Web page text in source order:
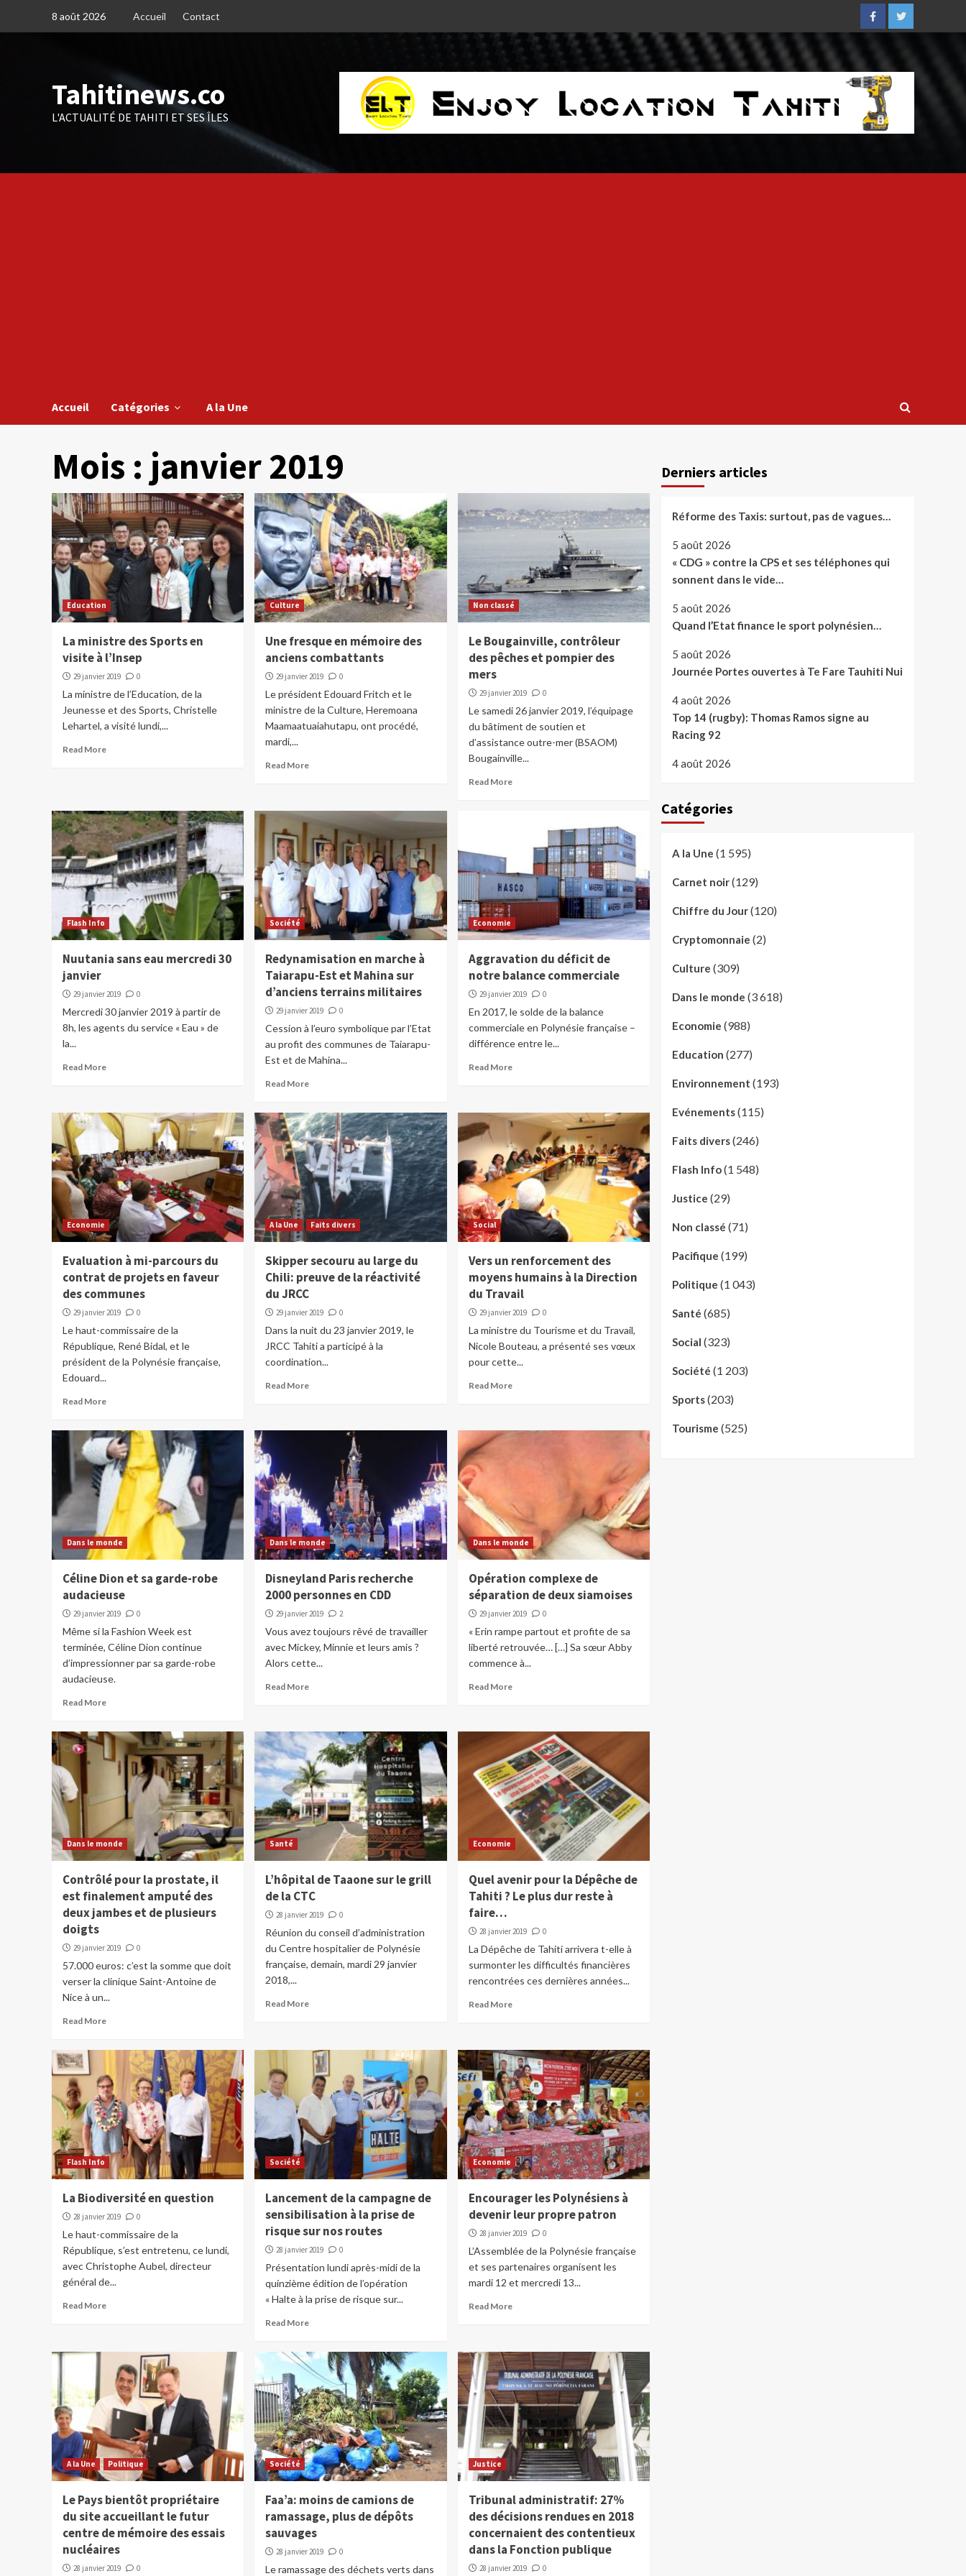
8 août 2026 Accueil Contact
FacebookTwitter
Tahitinews.co
L'ACTUALITÉ DE TAHITI ET SES ÎLES
Accueil Catégories A la Une
Mois : janvier 2019
Education
La ministre des Sports en
visite à l’Insep
29 janvier 2019 0
La ministre de l’Education, de la
Jeunesse et des Sports, Christelle
Lehartel, a visité lundi,...
Read More
Culture
Une fresque en mémoire des
anciens combattants
29 janvier 2019 0
Le président Edouard Fritch et le
ministre de la Culture, Heremoana
Maamaatuaiahutapu, ont procédé,
mardi,...
Read More
Non classé
Le Bougainville, contrôleur
des pêches et pompier des
mers
29 janvier 2019 0
Le samedi 26 janvier 2019, l’équipage
du bâtiment de soutien et
d’assistance outre-mer (BSAOM)
Bougainville...
Read More
Flash Info
Nuutania sans eau mercredi 30
janvier
29 janvier 2019 0
Mercredi 30 janvier 2019 à partir de
8h, les agents du service « Eau » de
la...
Read More
Société
Redynamisation en marche à
Taiarapu-Est et Mahina sur
d’anciens terrains militaires
29 janvier 2019 0
Cession à l’euro symbolique par l’Etat
au profit des communes de Taiarapu-
Est et de Mahina...
Read More
Economie
Aggravation du déficit de
notre balance commerciale
29 janvier 2019 0
En 2017, le solde de la balance
commerciale en Polynésie française –
différence entre le...
Read More
Economie
Evaluation à mi-parcours du
contrat de projets en faveur
des communes
29 janvier 2019 0
Le haut-commissaire de la
République, René Bidal, et le
président de la Polynésie française,
Edouard...
Read More
A la Une Faits divers
Skipper secouru au large du
Chili: preuve de la réactivité
du JRCC
29 janvier 2019 0
Dans la nuit du 23 janvier 2019, le
JRCC Tahiti a participé à la
coordination...
Read More
Social
Vers un renforcement des
moyens humains à la Direction
du Travail
29 janvier 2019 0
La ministre du Tourisme et du Travail,
Nicole Bouteau, a présenté ses vœux
pour cette...
Read More
Dans le monde
Céline Dion et sa garde-robe
audacieuse
29 janvier 2019 0
Même si la Fashion Week est
terminée, Céline Dion continue
d’impressionner par sa garde-robe
audacieuse.
Read More
Dans le monde
Disneyland Paris recherche
2000 personnes en CDD
29 janvier 2019 2
Vous avez toujours rêvé de travailler
avec Mickey, Minnie et leurs amis ?
Alors cette...
Read More
Dans le monde
Opération complexe de
séparation de deux siamoises
29 janvier 2019 0
« Erin rampe partout et profite de sa
liberté retrouvée… […] Sa sœur Abby
commence à...
Read More
Dans le monde
Contrôlé pour la prostate, il
est finalement amputé des
deux jambes et de plusieurs
doigts
29 janvier 2019 0
57.000 euros: c’est la somme que doit
verser la clinique Saint-Antoine de
Nice à un...
Read More
Santé
L’hôpital de Taaone sur le grill
de la CTC
28 janvier 2019 0
Réunion du conseil d’administration
du Centre hospitalier de Polynésie
française, demain, mardi 29 janvier
2018,...
Read More
Economie
Quel avenir pour la Dépêche de
Tahiti ? Le plus dur reste à
faire…
28 janvier 2019 0
La Dépêche de Tahiti arrivera t-elle à
surmonter les difficultés financières
rencontrées ces dernières années...
Read More
Flash Info
La Biodiversité en question
28 janvier 2019 0
Le haut-commissaire de la
République, s’est entretenu, ce lundi,
avec Christophe Aubel, directeur
général de...
Read More
Société
Lancement de la campagne de
sensibilisation à la prise de
risque sur nos routes
28 janvier 2019 0
Présentation lundi après-midi de la
quinzième édition de l’opération
« Halte à la prise de risque sur...
Read More
Economie
Encourager les Polynésiens à
devenir leur propre patron
28 janvier 2019 0
L’Assemblée de la Polynésie française
et ses partenaires organisent les
mardi 12 et mercredi 13...
Read More
A la Une Politique
Le Pays bientôt propriétaire
du site accueillant le futur
centre de mémoire des essais
nucléaires
28 janvier 2019 0
Société
Faa’a: moins de camions de
ramassage, plus de dépôts
sauvages
28 janvier 2019 0
Le ramassage des déchets verts dans
Justice
Tribunal administratif: 27%
des décisions rendues en 2018
concernaient des contentieux
dans la Fonction publique
28 janvier 2019 0
Derniers articles
Réforme des Taxis: surtout, pas de vagues…
5 août 2026
« CDG » contre la CPS et ses téléphones qui
sonnent dans le vide…
5 août 2026
Quand l’Etat finance le sport polynésien…
5 août 2026
Journée Portes ouvertes à Te Fare Tauhiti Nui
4 août 2026
Top 14 (rugby): Thomas Ramos signe au
Racing 92
4 août 2026
Catégories
A la Une (1 595)
Carnet noir(129)
Chiffre du Jour(120)
Cryptomonnaie (2)
Culture (309)
Dans le monde (3 618)
Economie (988)
Education (277)
Environnement (193)
Evénements(115)
Faits divers(246)
Flash Info(1 548)
Justice (29)
Non classé (71)
Pacifique (199)
Politique (1 043)
Santé (685)
Social (323)
Société (1 203)
Sports(203)
Tourisme (525)